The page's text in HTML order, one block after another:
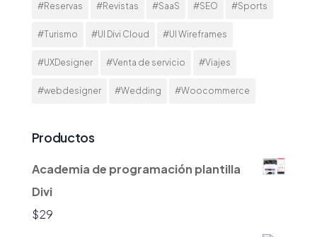
#Reservas #Revistas #SaaS #SEO #Sports
#Turismo #UI Divi Cloud #UI Wireframes
#UXDesigner #Venta de servicio #Viajes
#webdesigner #Wedding #Woocommerce
Productos
Academia de programación plantilla
Divi
$29